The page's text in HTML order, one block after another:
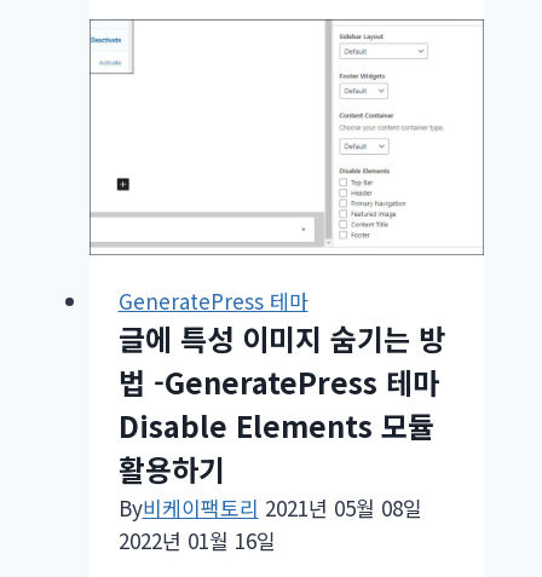
마
드
(Child)
마
파
일
GeneratePress 테마
글에 특성 이미지 숨기는 방
법 -GeneratePress 테마
Disable Elements 모듈
활용하기
By비케이팩토리 2021년 05월 08일
2022년 01월 16일